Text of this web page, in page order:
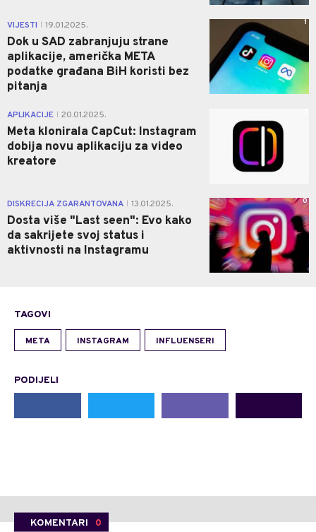
VIJESTI 19.01.2025.
Dok u SAD zabranjuju strane
aplikacije, američka META
podatke građana BiH koristi bez
pitanja
1
APLIKACIJE 20.01.2025.
Meta klonirala CapCut: Instagram
dobija novu aplikaciju za video
kreatore
DISKRECIJA ZGARANTOVANA 13.01.2025.
Dosta više "Last seen": Evo kako
da sakrijete svoj status i
aktivnosti na Instagramu
0
TAGOVI
META INSTAGRAM INFLUENSERI
PODIJELI
KOMENTARI 0